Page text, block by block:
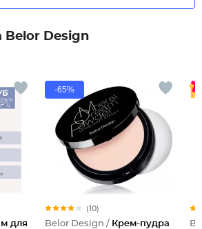
Belor Design
для
-65%
(10)
Belor Design / Крем-пудра